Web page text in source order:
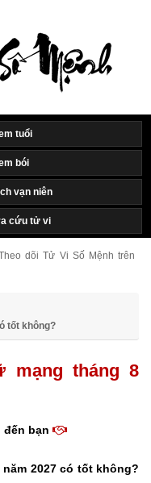
tuổi
bói
vạn niên
cứu tử vi
dõi Tử Vi Số Mệnh trên
tốt không?
mạng tháng 8
đến bạn
2027 có tốt không?